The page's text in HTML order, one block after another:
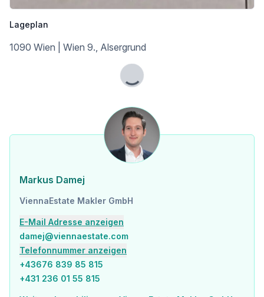
Lageplan
1090 Wien | Wien 9., Alsergrund
Lade...
Markus Damej
ViennaEstate Makler GmbH
E-Mail Adresse anzeigen
damej@viennaestate.com
Telefonnummer anzeigen
+43676 839 85 815
+431 236 01 55 815